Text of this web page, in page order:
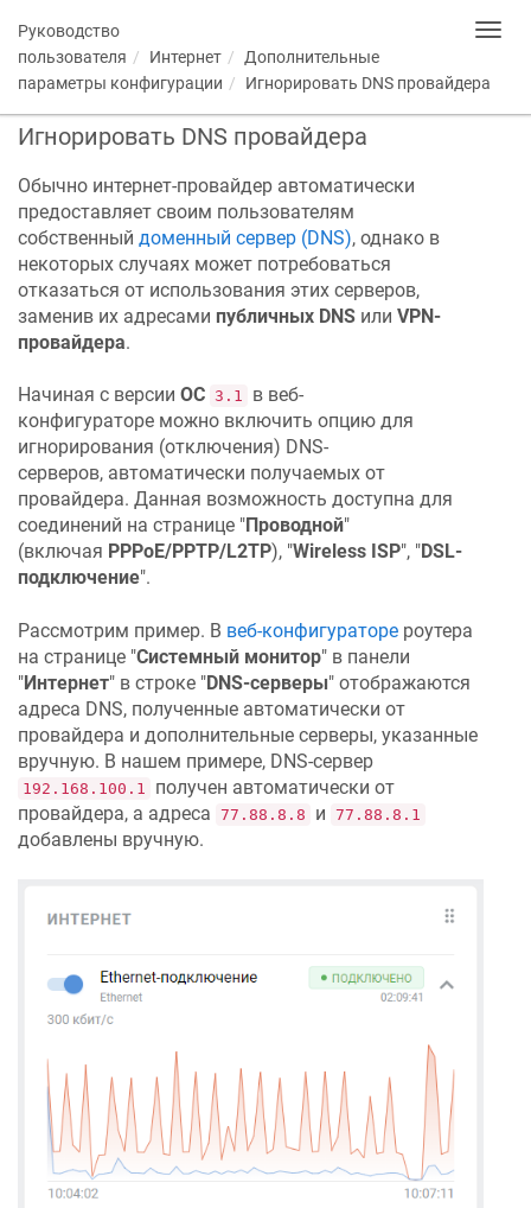
Руководство
пользователя
Интернет
Дополнительные
параметры конфигурации
Игнорировать DNS провайдера
Игнорировать DNS провайдера
Обычно интернет-провайдер автоматически
предоставляет своим пользователям
собственный доменный сервер (DNS), однако в
некоторых случаях может потребоваться
отказаться от использования этих серверов,
заменив их адресами публичных DNS или VPN-
провайдера.
Начиная с версии ОС 3.1
в веб-
конфигураторе можно включить опцию для
игнорирования (отключения) DNS-
серверов, автоматически получаемых от
провайдера. Данная возможность доступна для
соединений на странице "Проводной"
(включая PPPoE/PPTP/L2TP), "Wireless ISP", "DSL-
подключение".
Рассмотрим пример. В веб-конфигураторе роутера
на странице "Системный монитор" в панели
"Интернет" в строке "DNS-серверы" отображаются
адреса DNS, полученные автоматически от
провайдера и дополнительные серверы, указанные
вручную. В нашем примере, DNS-сервер
192.168.100.1
получен автоматически от
провайдера, а адреса 77.88.8.8 и 77.88.8.1
добавлены вручную.